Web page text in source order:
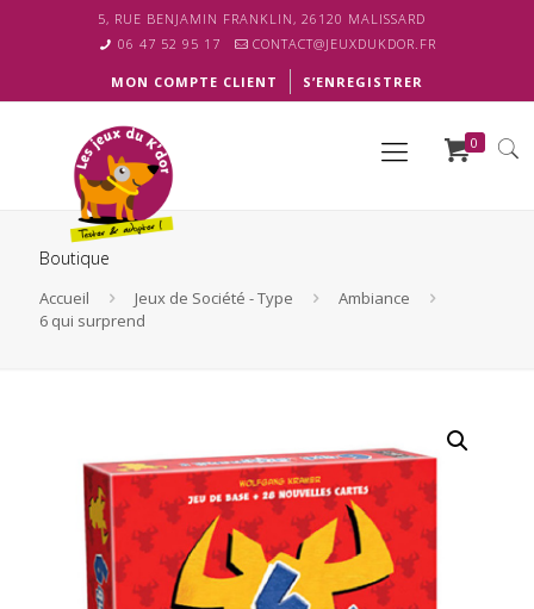
5, RUE BENJAMIN FRANKLIN, 26120 MALISSARD
06 47 52 95 17
CONTACT@JEUXDUKDOR.FR
MON COMPTE CLIENT S’ENREGISTRER
0
Boutique
Accueil Jeux de Société - Type
Ambiance
6 qui surprend